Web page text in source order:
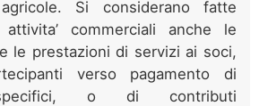
Si considerano fatte
attivita’ commerciali anche le
le prestazioni di servizi ai soci,
verso pagamento di
o di contributi